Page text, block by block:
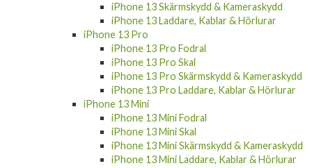
iPhone 13 Skärmskydd & Kameraskydd
iPhone 13 Laddare, Kablar & Hörlurar
iPhone 13 Pro
iPhone 13 Pro Fodral
iPhone 13 Pro Skal
iPhone 13 Pro Skärmskydd & Kameraskydd
iPhone 13 Pro Laddare, Kablar & Hörlurar
iPhone 13 Mini
iPhone 13 Mini Fodral
iPhone 13 Mini Skal
iPhone 13 Mini Skärmskydd & Kameraskydd
iPhone 13 Mini Laddare, Kablar & Hörlurar